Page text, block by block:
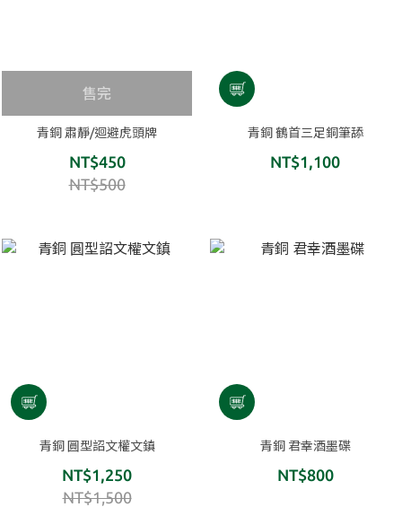
售完
青銅 肅靜/迴避虎頭牌
NT$450
NT$500
青銅 鶴首三足銅筆舔
NT$1,100
青銅 圓型詔文權文鎮
NT$1,250
NT$1,500
青銅 君幸酒墨碟
NT$800